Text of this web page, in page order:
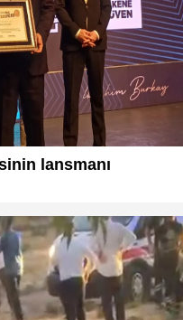
lansmanı